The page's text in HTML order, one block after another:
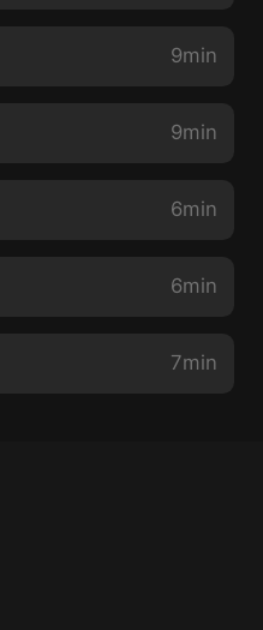
9min
9min
6min
6min
7min